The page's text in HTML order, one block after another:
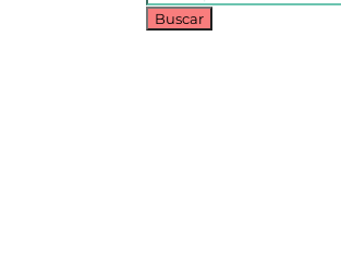
de
Buscar